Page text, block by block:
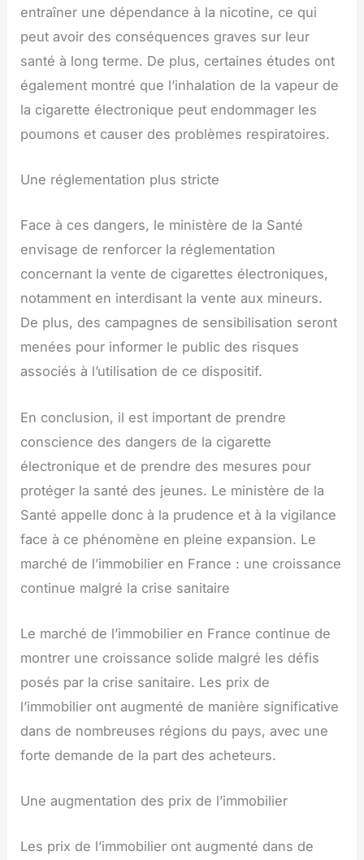
entraîner une dépendance à la nicotine, ce qui
peut avoir des conséquences graves sur leur
santé à long terme. De plus, certaines études ont
également montré que l’inhalation de la vapeur de
la cigarette électronique peut endommager les
poumons et causer des problèmes respiratoires.
Une réglementation plus stricte
Face à ces dangers, le ministère de la Santé
envisage de renforcer la réglementation
concernant la vente de cigarettes électroniques,
notamment en interdisant la vente aux mineurs.
De plus, des campagnes de sensibilisation seront
menées pour informer le public des risques
associés à l’utilisation de ce dispositif.
En conclusion, il est important de prendre
conscience des dangers de la cigarette
électronique et de prendre des mesures pour
protéger la santé des jeunes. Le ministère de la
Santé appelle donc à la prudence et à la vigilance
face à ce phénomène en pleine expansion. Le
marché de l’immobilier en France : une croissance
continue malgré la crise sanitaire
Le marché de l’immobilier en France continue de
montrer une croissance solide malgré les défis
posés par la crise sanitaire. Les prix de
l’immobilier ont augmenté de manière significative
dans de nombreuses régions du pays, avec une
forte demande de la part des acheteurs.
Une augmentation des prix de l’immobilier
Les prix de l’immobilier ont augmenté dans de